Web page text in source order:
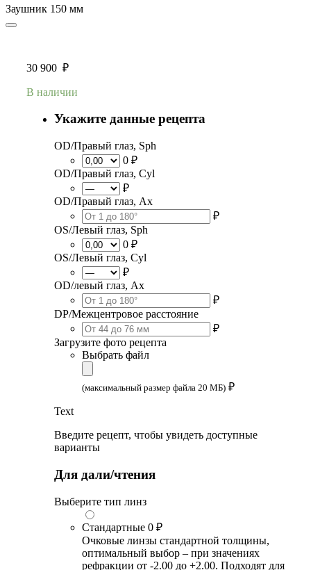
Заушник 150 мм
30 900 ₽
В наличии
Укажите данные рецепта
OD/Правый глаз, Sph
0 ₽
OD/Правый глаз, Cyl
₽
OD/Правый глаз, Ax
₽
OS/Левый глаз, Sph
0 ₽
OS/Левый глаз, Cyl
₽
OD/левый глаз, Ax
₽
DP/Межцентровое расстояние
₽
Загрузите фото рецепта
Выбрать файл
(максимальный размер файла 20 МБ) ₽
Text
Введите рецепт, чтобы увидеть доступные
варианты
Для дали/чтения
Выберите тип линз
Стандартные 0 ₽
Очковые линзы стандартной толщины,
оптимальный выбор – при значениях
рефракции от -2.00 до +2.00. Подходят для